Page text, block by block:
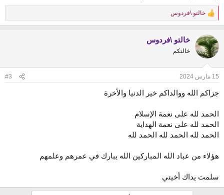
R
e
c
t
i
s
خالتو \فردوس
خالتو \فردوس
خالتكم
15 مارس 2024 #3
جزاكم الله ووالداكم خير الدنيا والأخرة
الحمد لله على نعمة الإسلام
الحمد لله على نعمة الهداية
الحمد لله الحمد لله الحمد لله
هؤلاء من عباد الله المباركين الله يبارك في عمرهم وعلمهم
سلمت يداك أخيتي